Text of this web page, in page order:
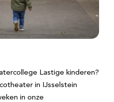
Lastige kinderen?
in IJsselstein
in onze